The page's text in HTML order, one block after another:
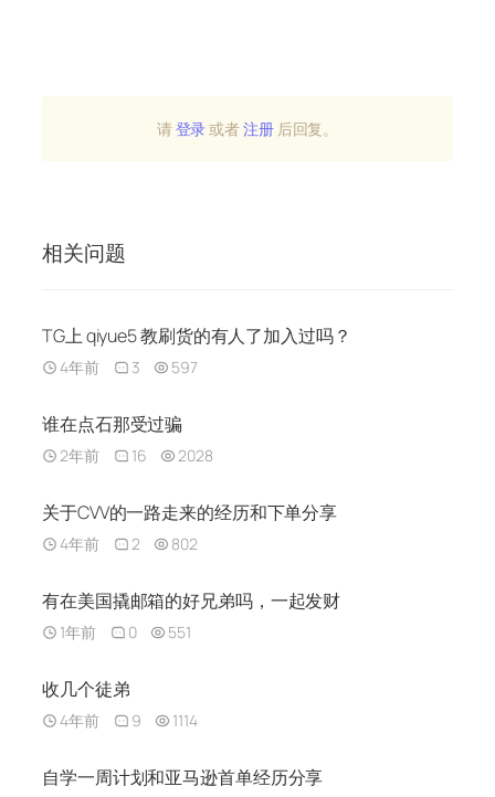
请登录或者注册后回复。
相关问题
TG上 qiyue5 教刷货的有人了加入过吗？
4年前 3 597
谁在点石那受过骗
2年前 16 2028
关于CVV的一路走来的经历和下单分享
4年前 2 802
有在美国撬邮箱的好兄弟吗，一起发财
1年前 0 551
收几个徒弟
4年前 9 1114
自学一周计划和亚马逊首单经历分享